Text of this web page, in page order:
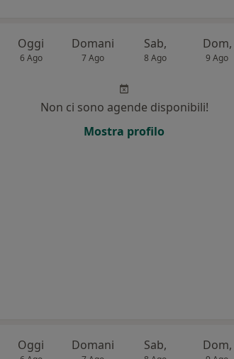
Oggi
6 Ago
Domani
7 Ago
Sab,
8 Ago
Dom,
9 Ago
Non ci sono agende disponibili!
Mostra profilo
Oggi Domani Sab, Dom,